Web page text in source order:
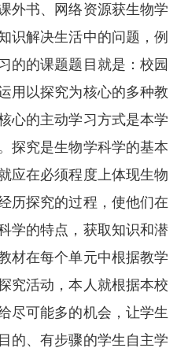
外书、网络资源获生物学
识解决生活中的问题，例
的的课题题目就是：校园
用以探究为核心的多种教
心的主动学习方式是本学
探究是生物学科学的基本
应在必须程度上体现生物
历探究的过程，使他们在
学的特点，获取知识和潜
材在每个单元中根据教学
究活动，本人就根据本校
尽可能多的机会，让学生
的、有步骤的学生自主学